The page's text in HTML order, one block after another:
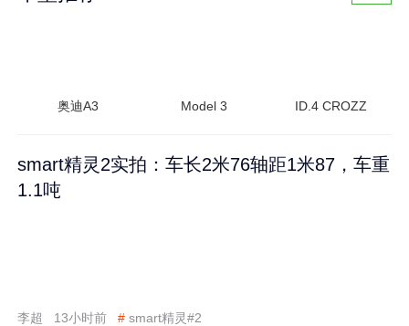
奥迪A3 Model 3 ID.4 CROZZ
smart精灵2实拍：车长2米76轴距1米87，车重
1.1吨
李超 13小时前 # smart精灵#2